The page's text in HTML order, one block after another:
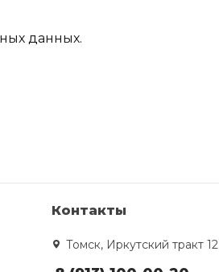
данных.
Контакты
Томск, Иркутский тракт 12